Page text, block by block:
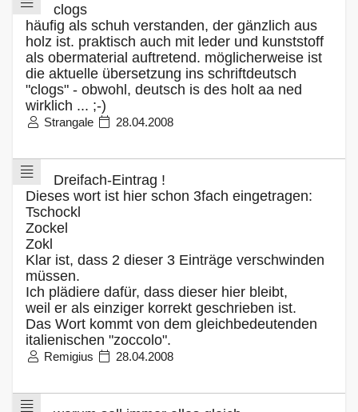
clogs
häufig als schuh verstanden, der gänzlich aus
holz ist. praktisch auch mit leder und kunststoff
als obermaterial auftretend. möglicherweise ist
die aktuelle übersetzung ins schriftdeutsch
"clogs" - obwohl, deutsch is des holt aa ned
wirklich ... ;-)
Strangale 28.04.2008
Dreifach-Eintrag !
Dieses wort ist hier schon 3fach eingetragen:
Tschockl
Zockel
Zokl
Klar ist, dass 2 dieser 3 Einträge verschwinden
müssen.
Ich plädiere dafür, dass dieser hier bleibt,
weil er als einziger korrekt geschrieben ist.
Das Wort kommt von dem gleichbedeutenden
italienischen "zoccolo".
Remigius 28.04.2008